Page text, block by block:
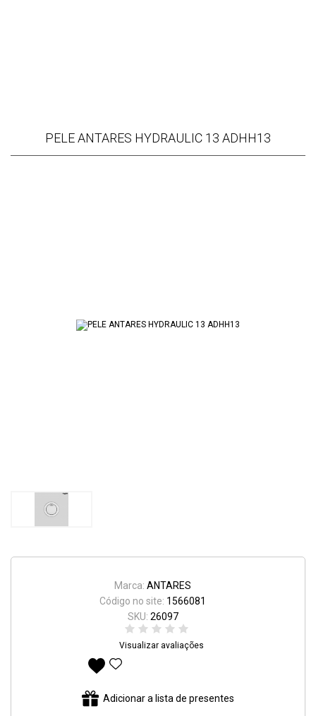
PELE ANTARES HYDRAULIC 13 ADHH13
Marca: ANTARES
Código no site: 1566081
SKU: 26097
Visualizar avaliações
Adicionar a lista de presentes